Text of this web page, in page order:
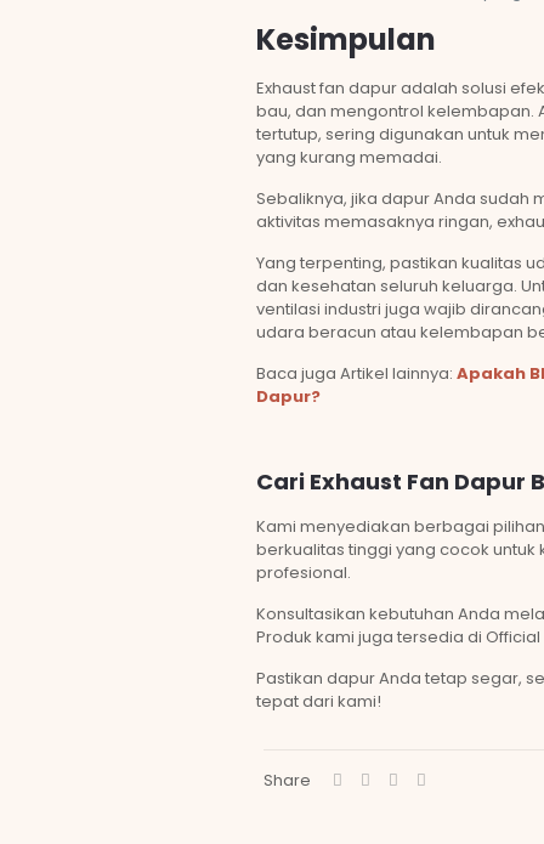
Kesimpulan
Exhaust fan dapur adalah solusi
bau, dan mengontrol kelembapan.
tertutup, sering digunakan untuk
yang kurang memadai.
Sebaliknya, jika dapur Anda sudah
aktivitas memasaknya ringan,
Yang terpenting, pastikan kualitas
dan kesehatan seluruh keluarga.
ventilasi industri juga wajib
udara beracun atau kelembapan
Baca juga Artikel lainnya: Apakah
Dapur?
Cari Exhaust Fan Dapur
Kami menyediakan berbagai
berkualitas tinggi yang cocok
profesional.
Konsultasikan kebutuhan Anda
Produk kami juga tersedia di
Pastikan dapur Anda tetap segar,
tepat dari kami!
Share